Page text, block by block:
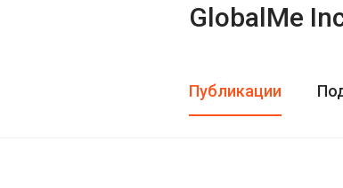
GlobalMe
Публикации